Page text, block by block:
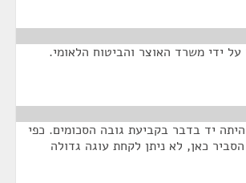
על ידי משרד האוצר והביטוח הלאומי.
יד בדבר בקביעת גובה הסכומים. כפי
כאן, לא ניתן לקחת עוגה גדולה